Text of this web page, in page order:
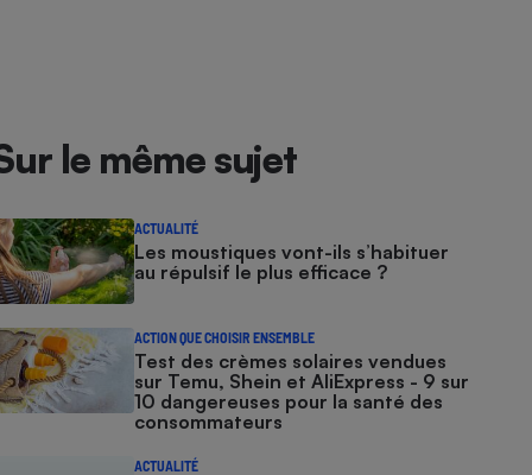
le même sujet
ACTUALITÉ
Les moustiques vont-ils s’habituer
au répulsif le plus efficace ?
ACTION QUE CHOISIR ENSEMBLE
Test des crèmes solaires vendues
sur Temu, Shein et AliExpress - 9 sur
10 dangereuses pour la santé des
consommateurs
ACTUALITÉ